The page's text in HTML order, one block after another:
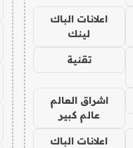
اعلانات الباك
لينك
تقنية
اشراق العالم
عالم كبير
اعلانات الباك